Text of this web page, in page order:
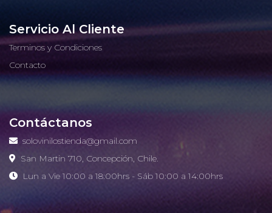
Servicio Al Cliente
Terminos y Condiciones
Contacto
Contáctanos
solovinilostienda@gmail.com
San Martin 710, Concepción, Chile.
Lun a Vie 10:00 a 18:00hrs - Sáb 10:00 a 14:00hrs